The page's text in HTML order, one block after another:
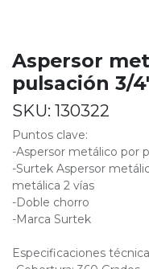
Aspersor
pulsación 3/
SKU: 130322
Puntos clave:
-Aspersor metálico por
-Surtek Aspersor
metálica 2 vías
-Doble chorro
-Marca Surtek
Especificaciones